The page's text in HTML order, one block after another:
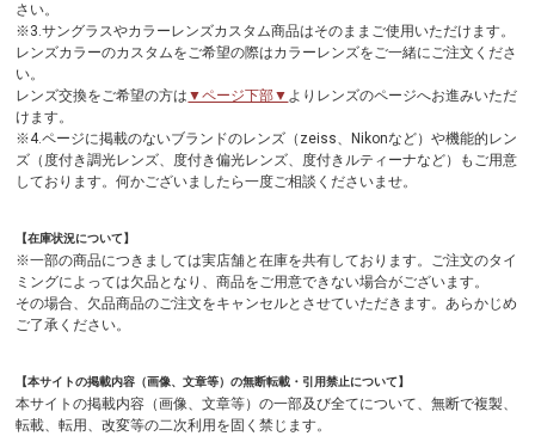
さい。
※3.サングラスやカラーレンズカスタム商品はそのままご使用いただけます。
レンズカラーのカスタムをご希望の際はカラーレンズをご一緒にご注文くださ
い。
レンズ交換をご希望の方は ▼ページ下部▼ よりレンズのページへお進みいただ
けます。
※4.ページに掲載のないブランドのレンズ（zeiss、Nikonなど）や機能的レン
ズ（度付き調光レンズ、度付き偏光レンズ、度付きルティーナなど）もご用意
しております。何かございましたら一度ご相談くださいませ。
【在庫状況について】
※一部の商品につきましては実店舗と在庫を共有しております。ご注文のタイ
ミングによっては欠品となり、商品をご用意できない場合がございます。
その場合、欠品商品のご注文をキャンセルとさせていただきます。あらかじめ
ご了承ください。
【本サイトの掲載内容（画像、文章等）の無断転載・引用禁止について】
本サイトの掲載内容（画像、文章等）の一部及び全てについて、無断で複製、
転載、転用、改変等の二次利用を固く禁じます。